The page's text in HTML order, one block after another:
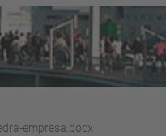
empresa.docx